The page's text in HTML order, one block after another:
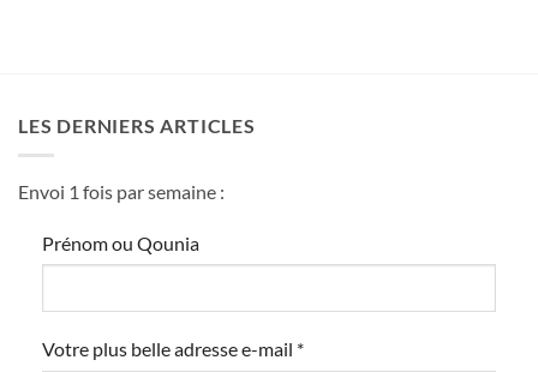
LES DERNIERS ARTICLES
Envoi 1 fois par semaine :
Prénom ou Qounia
Votre plus belle adresse e-mail *